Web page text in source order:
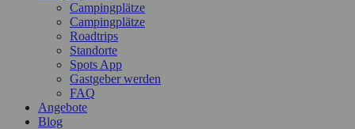
Campingplätze
Campingplätze
Roadtrips
Standorte
Spots App
Gastgeber werden
FAQ
Angebote
Blog